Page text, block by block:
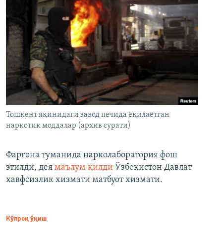
Тошкент яқинидаги завод печида ёқилаётган
наркотик моддалар (архив сурати)
Фарғона туманида нарколаборатория фош
этилди, дея маълум қилди Ўзбекистон Давлат
хавфсизлик хизмати матбуот хизмати.
Кўпроқ ўқиш